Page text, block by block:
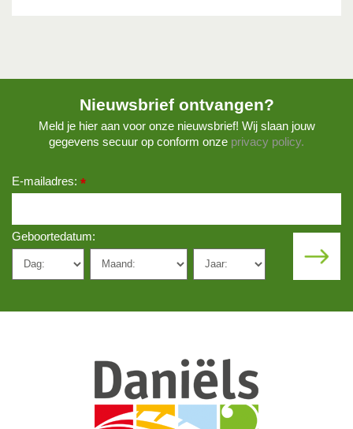
Nieuwsbrief ontvangen?
Meld je hier aan voor onze nieuwsbrief! Wij slaan jouw
gegevens secuur op conform onze privacy policy.
E-mailadres: *
Geboortedatum: